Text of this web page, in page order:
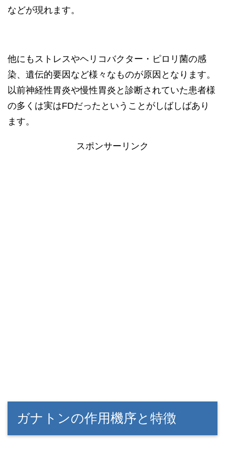
などが現れます。
他にもストレスやヘリコバクター・ピロリ菌の感
染、遺伝的要因など様々なものが原因となります。
以前神経性胃炎や慢性胃炎と診断されていた患者様
の多くは実はFDだったということがしばしばあり
ます。
スポンサーリンク
ガナトンの作用機序と特徴